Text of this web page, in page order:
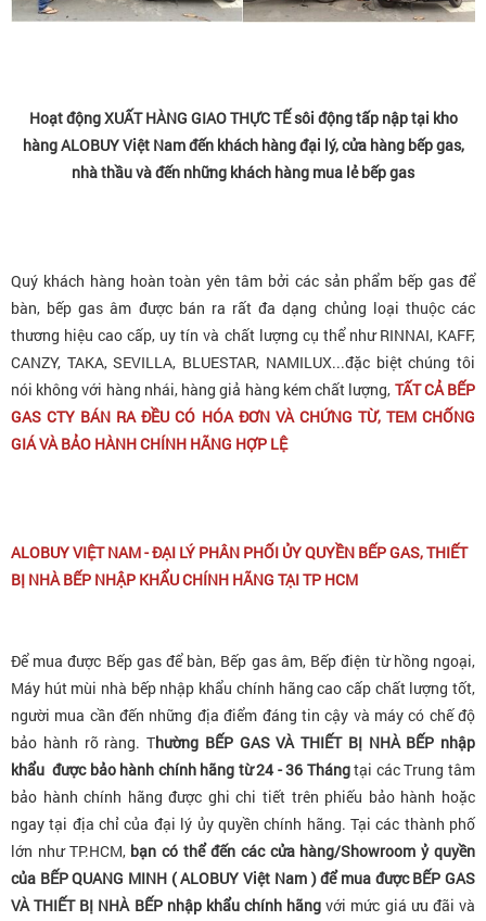
Hoạt động XUẤT HÀNG GIAO THỰC TẾ sôi động tấp nập tại kho
hàng ALOBUY Việt Nam đến khách hàng đại lý, cửa hàng bếp gas,
nhà thầu và đến những khách hàng mua lẻ bếp gas
Quý khách hàng hoàn toàn yên tâm bởi các sản phẩm bếp gas để
bàn, bếp gas âm được bán ra rất đa dạng chủng loại thuộc các
thương hiệu cao cấp, uy tín và chất lượng cụ thể như RINNAI, KAFF,
CANZY, TAKA, SEVILLA, BLUESTAR, NAMILUX...đặc biệt chúng tôi
nói không với hàng nhái, hàng giả hàng kém chất lượng, TẤT CẢ BẾP
GAS CTY BÁN RA ĐỀU CÓ HÓA ĐƠN VÀ CHỨNG TỪ, TEM CHỐNG
GIÁ VÀ BẢO HÀNH CHÍNH HÃNG HỢP LỆ
ALOBUY VIỆT NAM - ĐẠI LÝ PHÂN PHỐI ỦY QUYỀN BẾP GAS, THIẾT
BỊ NHÀ BẾP NHẬP KHẨU CHÍNH HÃNG TẠI TP HCM
Để mua được Bếp gas để bàn, Bếp gas âm, Bếp điện từ hồng ngoại,
Máy hút mùi nhà bếp nhập khẩu chính hãng cao cấp chất lượng tốt,
người mua cần đến những địa điểm đáng tin cậy và máy có chế độ
bảo hành rõ ràng. Thường BẾP GAS VÀ THIẾT BỊ NHÀ BẾP nhập
khẩu được bảo hành chính hãng từ 24 - 36 Thángtại các Trung tâm
bảo hành chính hãng được ghi chi tiết trên phiếu bảo hành hoặc
ngay tại địa chỉ của đại lý ủy quyền chính hãng. Tại các thành phố
lớn như TP.HCM, bạn có thể đến các cửa hàng/Showroom ỷ quyền
của BẾP QUANG MINH ( ALOBUY Việt Nam ) để mua được BẾP GAS
VÀ THIẾT BỊ NHÀ BẾP nhập khẩu chính hãng với mức giá ưu đãi và